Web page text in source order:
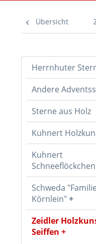
Übersicht
Herrnhuter
Andere
Sterne aus Holz
Kuhnert
Kuhnert
Schneeflöckchen
Schweda "Familie
Körnlein"
Zeidler
Seiffen